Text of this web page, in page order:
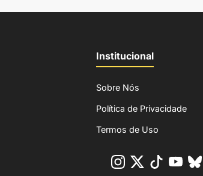
Institucional
Sobre Nós
Política de Privacidade
Termos de Uso